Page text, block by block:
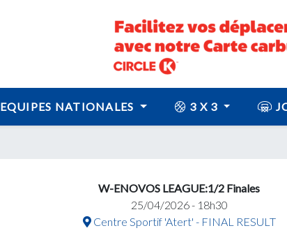
EQUIPES NATIONALES 3 X 3
W-ENOVOS LEAGUE:1/2 Finales
25/04/2026 - 18h30
Centre Sportif 'Atert' - FINAL RESULT